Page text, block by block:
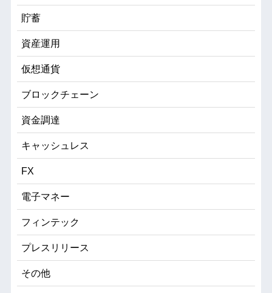
貯蓄
資産運用
仮想通貨
ブロックチェーン
資金調達
キャッシュレス
FX
電子マネー
フィンテック
プレスリリース
その他